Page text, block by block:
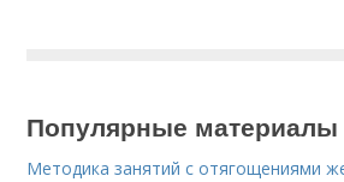
Популярные материалы
Методика занятий с отягощениями